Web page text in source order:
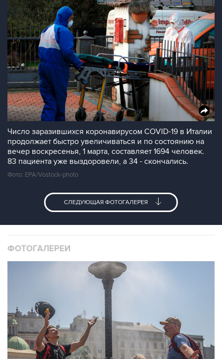
Число заразившихся коронавирусом COVID-19 в Италии
продолжает быстро увеличиваться и по состоянию на
вечер воскресенья, 1 марта, составляет 1694 человек.
83 пациента уже выздоровели, а 34 - скончались.
Фото: EPA/Vostock-photo
СЛЕДУЮЩАЯ ФОТОГАЛЕРЕЯ
ФОТОГАЛЕРЕИ